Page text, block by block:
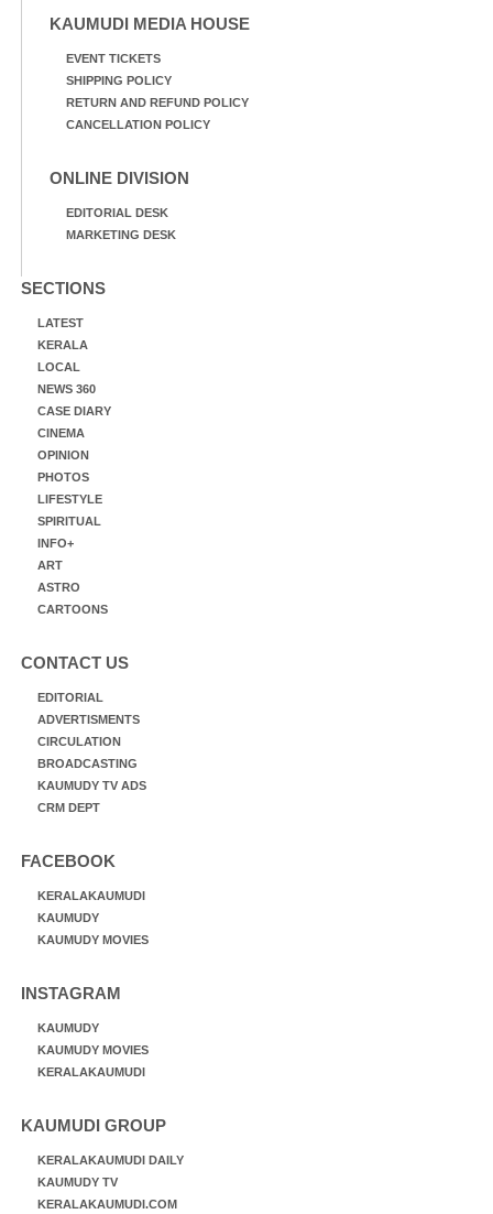
KAUMUDI MEDIA HOUSE
EVENT TICKETS
SHIPPING POLICY
RETURN AND REFUND POLICY
CANCELLATION POLICY
ONLINE DIVISION
EDITORIAL DESK
MARKETING DESK
SECTIONS
LATEST
KERALA
LOCAL
NEWS 360
CASE DIARY
CINEMA
OPINION
PHOTOS
LIFESTYLE
SPIRITUAL
INFO+
ART
ASTRO
CARTOONS
CONTACT US
EDITORIAL
ADVERTISMENTS
CIRCULATION
BROADCASTING
KAUMUDY TV ADS
CRM DEPT
FACEBOOK
KERALAKAUMUDI
KAUMUDY
KAUMUDY MOVIES
INSTAGRAM
KAUMUDY
KAUMUDY MOVIES
KERALAKAUMUDI
KAUMUDI GROUP
KERALAKAUMUDI DAILY
KAUMUDY TV
KERALAKAUMUDI.COM